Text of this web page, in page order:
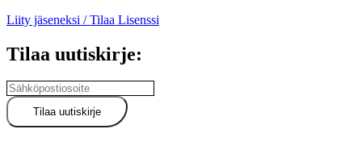
Liity jäseneksi / Tilaa Lisenssi
Tilaa uutiskirje: